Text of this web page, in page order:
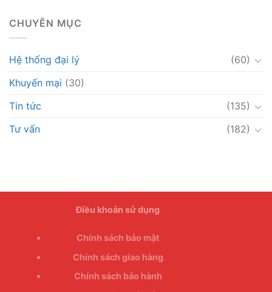
CHUYÊN MỤC
Hệ thống đại lý
(60)
Khuyến mại (30)
Tin tức
(135)
Tư vấn
(182)
Điều khoản sử dụng
Chính sách bảo mật
Chính sách giao hàng
Chính sách bảo hành